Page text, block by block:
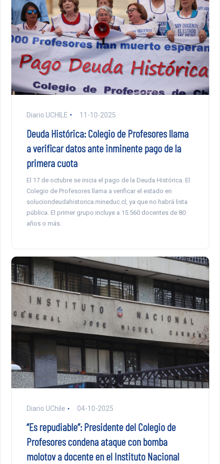
Diario UCHILE 11-10-2025
Deuda Histórica: Colegio de Profesores llama
a verificar datos ante inminente pago de la
primera cuota
El 17 de octubre se inicia el pago de la Deuda Histórica. El
Colegio de Profesores llama a verificar el estado en
soluciondeudahistorica.mineduc.cl, ya que no habrá lista
pública. El primer grupo incluye a 15.560 docentes de 80
años o más.
Diario UChile 04-10-2025
“Es repudiable”: Presidente del Colegio de
Profesores condena ataque con bomba
molotov a docente en el Instituto Nacional